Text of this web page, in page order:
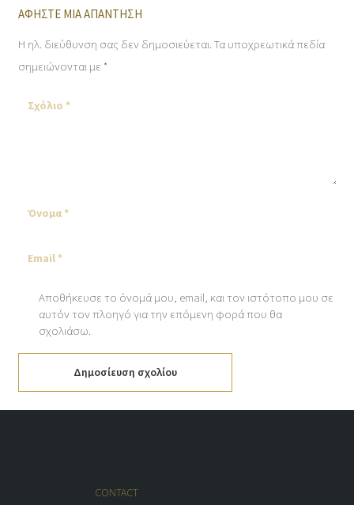
ΑΦΉΣΤΕ ΜΙΑ ΑΠΆΝΤΗΣΗ
Η ηλ. διεύθυνση σας δεν δημοσιεύεται. Τα υποχρεωτικά πεδία
σημειώνονται με *
Αποθήκευσε το όνομά μου, email, και τον ιστότοπο μου σε
αυτόν τον πλοηγό για την επόμενη φορά που θα
σχολιάσω.
Δημοσίευση σχολίου
CONTACT